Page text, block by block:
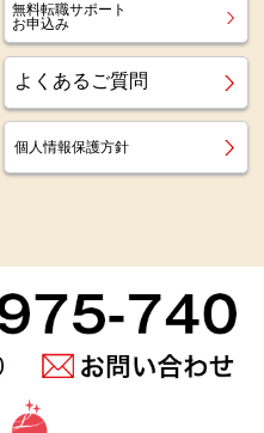
無料転職サポート
お申込み
よくあるご質問
個人情報保護方針